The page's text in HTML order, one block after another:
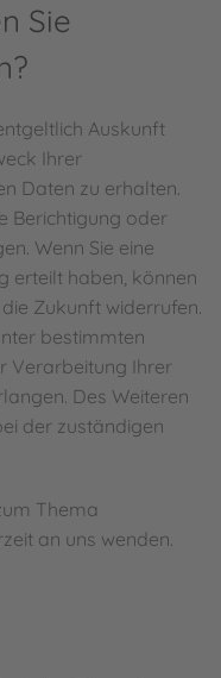
Sie
Auskunft
Ihrer
Daten zu erhalten.
Berichtigung oder
Wenn Sie eine
erteilt haben, können
Zukunft widerrufen.
bestimmten
Verarbeitung Ihrer
Des Weiteren
der zuständigen
Thema
an uns wenden.